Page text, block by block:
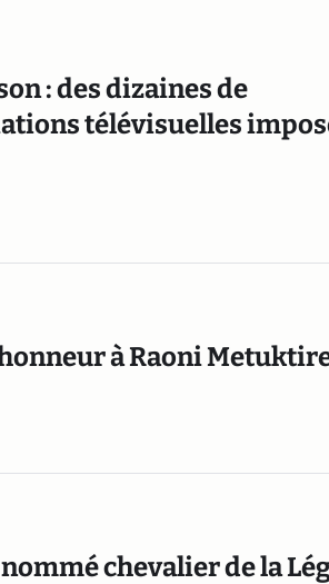
: des dizaines de
télévisuelles
à Raoni
chevalier de la